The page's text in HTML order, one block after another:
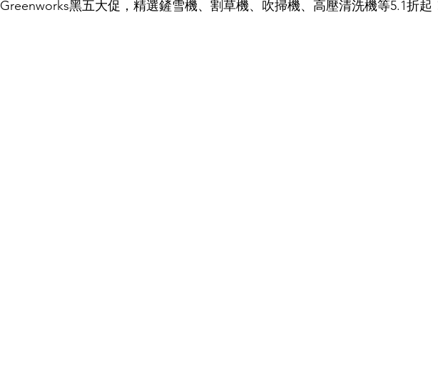
Greenworks黑五大促，精選鏟雪機、割草機、吹掃機、高壓清洗機等5.1折起